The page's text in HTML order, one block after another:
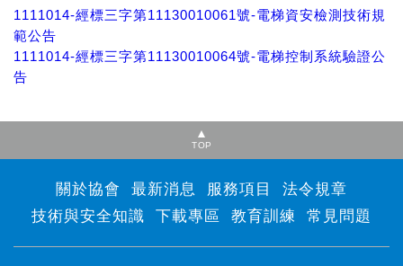
1111014-經標三字第11130010061號-電梯資安檢測技術規
範公告
1111014-經標三字第11130010064號-電梯控制系統驗證公
告
TOP
關於協會 最新消息 服務項目
法令規章
技術與安全知識
下載專區 教育訓練 常見問題